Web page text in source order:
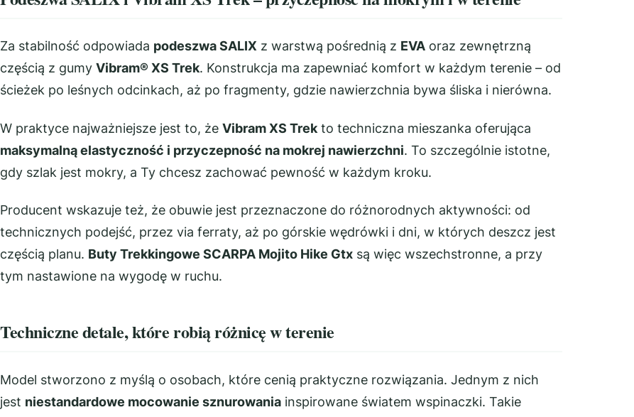
Za stabilność odpowiada podeszwa SALIX z warstwą pośrednią z EVA oraz zewnętrzną
częścią z gumy Vibram® XS Trek. Konstrukcja ma zapewniać komfort w każdym terenie – od
ścieżek po leśnych odcinkach, aż po fragmenty, gdzie nawierzchnia bywa śliska i nierówna.
W praktyce najważniejsze jest to, że Vibram XS Trek to techniczna mieszanka oferująca
maksymalną elastyczność i przyczepność na mokrej nawierzchni. To szczególnie istotne,
gdy szlak jest mokry, a Ty chcesz zachować pewność w każdym kroku.
Producent wskazuje też, że obuwie jest przeznaczone do różnorodnych aktywności: od
technicznych podejść, przez via ferraty, aż po górskie wędrówki i dni, w których deszcz jest
częścią planu. Buty Trekkingowe SCARPA Mojito Hike Gtx są więc wszechstronne, a przy
tym nastawione na wygodę w ruchu.
Techniczne detale, które robią różnicę w terenie
Model stworzono z myślą o osobach, które cenią praktyczne rozwiązania. Jednym z nich
jest niestandardowe mocowanie sznurowania inspirowane światem wspinaczki. Takie